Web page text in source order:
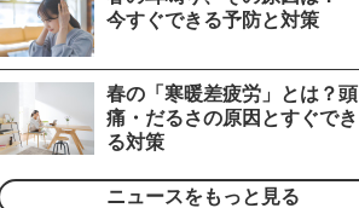
今すぐできる予防と対策
春の「寒暖差疲労」とは？頭
痛・だるさの原因とすぐでき
る対策
ニュースをもっと見る